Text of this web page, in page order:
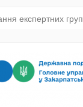
експертних груп